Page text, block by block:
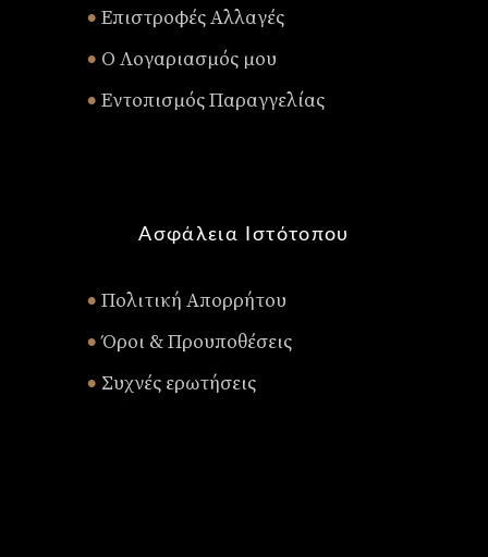
• Επιστροφές Αλλαγές
• Ο Λογαριασμός μου
• Εντοπισμός Παραγγελίας
Ασφάλεια Ιστότοπου
• Πολιτική Απορρήτου
• Όροι & Προυποθέσεις
• Συχνές ερωτήσεις